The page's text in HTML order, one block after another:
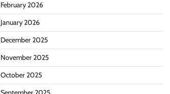
February 2026
January 2026
December 2025
November 2025
October 2025